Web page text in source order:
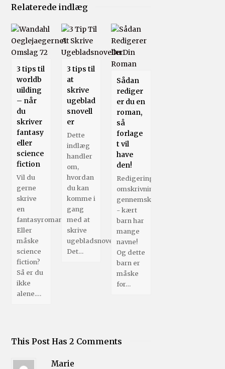
Relaterede indlæg
3 tips til
worldb
uilding
– når
du
skriver
fantasy
eller
science
fiction
Vil du
gerne
skrive
en
fantasyroman?
Eller
måske
science
fiction?
Så er du
ikke
alene.…
3 tips til
at
skrive
ugeblad
snovell
er
Dette
indlæg
handler
om,
hvordan
du kan
komme i
gang
med at
skrive
ugebladsnoveller.
Det…
Sådan
rediger
er du en
roman,
så
forlage
t vil
have
den!
Redigering,
omskrivning,
gennemskrivning
- kært
barn har
mange
navne!
Og dette
barn er
måske
for…
This Post Has 2 Comments
Marie